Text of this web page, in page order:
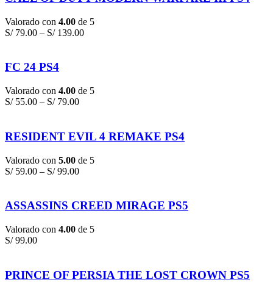
Valorado con 4.00 de 5
S/79.00 – S/139.00
FC 24 PS4
Valorado con 4.00 de 5
S/55.00 – S/79.00
RESIDENT EVIL 4 REMAKE PS4
Valorado con 5.00 de 5
S/59.00 – S/99.00
ASSASSINS CREED MIRAGE PS5
Valorado con 4.00 de 5
S/99.00
PRINCE OF PERSIA THE LOST CROWN PS5